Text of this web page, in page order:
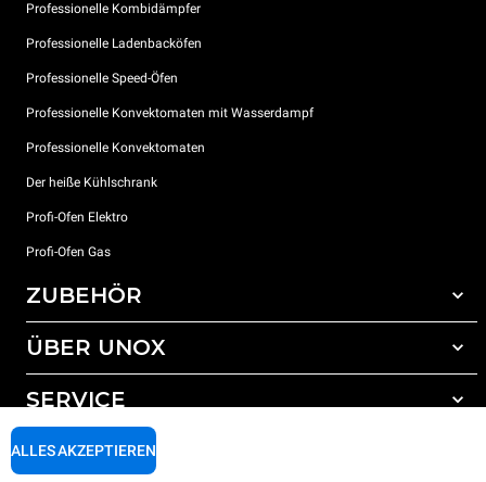
Professionelle Kombidämpfer
Professionelle Ladenbacköfen
Professionelle Speed-Öfen
Professionelle Konvektomaten mit Wasserdampf
Professionelle Konvektomaten
Der heiße Kühlschrank
Profi-Ofen Elektro
Profi-Ofen Gas
ZUBEHÖR
Gesamtes Zubehör
Wasseraufbereitung mit Kunstharzfiltern
ÜBER UNOX
Unsere Standorte weltweit
SERVICE
Unox garantie
ALLES AKZEPTIEREN